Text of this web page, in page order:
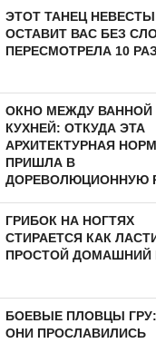
ЭТОТ ТАНЕЦ НЕВЕСТЫ
ОСТАВИТ ВАС БЕЗ
ПЕРЕСМОТРЕЛА 10 РАЗ
ОКНО МЕЖДУ ВАННОЙ
КУХНЕЙ: ОТКУДА ЭТА
АРХИТЕКТУРНАЯ
ПРИШЛА В
ДОРЕВОЛЮЦИОННУЮ
ГРИБОК НА НОГТЯХ
СТИРАЕТСЯ КАК
ПРОСТОЙ ДОМАШНИЙ
БОЕВЫЕ ПЛОВЦЫ
ОНИ ПРОСЛАВИЛИСЬ